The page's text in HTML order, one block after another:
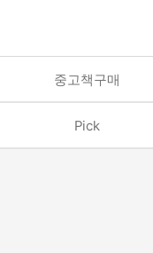
중고책구매
Pick